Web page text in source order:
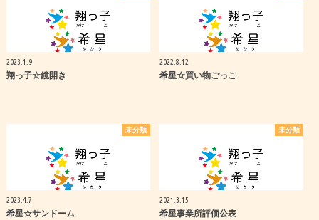
2023.1.9
翔っ子☆鏡開き
2022.8.12
希星☆買い物ごっこ
未分類
2023.4.7
希星☆サンドーム
未分類
2021.3.15
希星事業所評価公表